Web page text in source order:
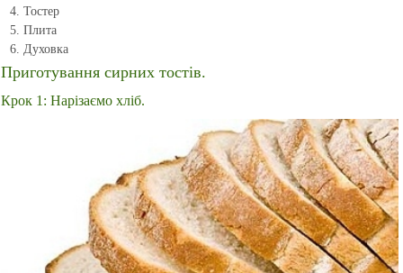
Тостер
Плита
Духовка
Приготування сирних тостів.
Крок 1: Нарізаємо хліб.